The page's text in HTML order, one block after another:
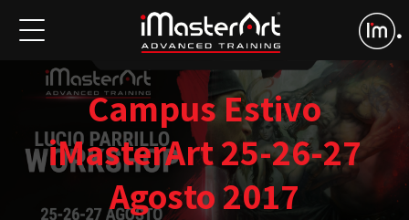
Campus Estivo
iMasterArt 25-26-27
Agosto 2017